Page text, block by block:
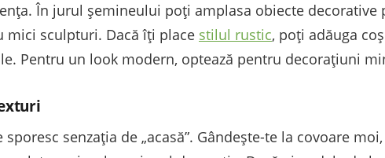
În jurul șemineului poți amplasa obiecte decorative
mici sculpturi. Dacă îți place stilul rustic, poți adăuga
Pentru un look modern, optează pentru decorațiuni
senzația de „acasă”. Gândește-te la covoare